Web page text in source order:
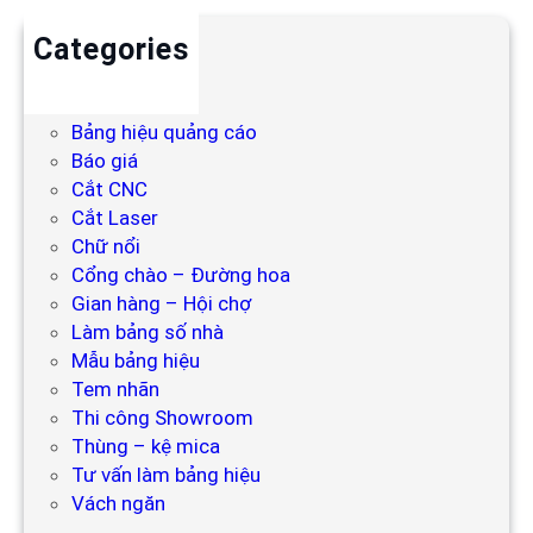
Categories
Bảng hiệu quảng cáo
Báo giá
Cắt CNC
Cắt Laser
Chữ nổi
Cổng chào – Đường hoa
Gian hàng – Hội chợ
Làm bảng số nhà
Mẫu bảng hiệu
Tem nhãn
Thi công Showroom
Thùng – kệ mica
Tư vấn làm bảng hiệu
Vách ngăn